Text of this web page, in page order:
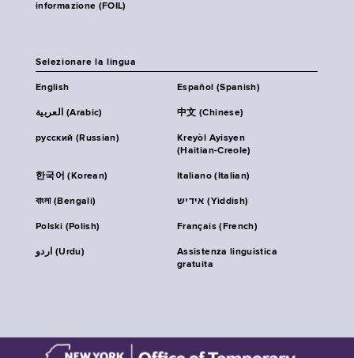
informazione (FOIL)
Selezionare la lingua
English Español (Spanish)
العربية (Arabic) 中文 (Chinese)
русский (Russian)
Kreyòl Ayisyen
(Haitian-Creole)
한국어 (Korean) Italiano (Italian)
বাংলা (Bengali) אידיש (Yiddish)
Polski (Polish) Français (French)
اردو (Urdu)
Assistenza linguistica
gratuita